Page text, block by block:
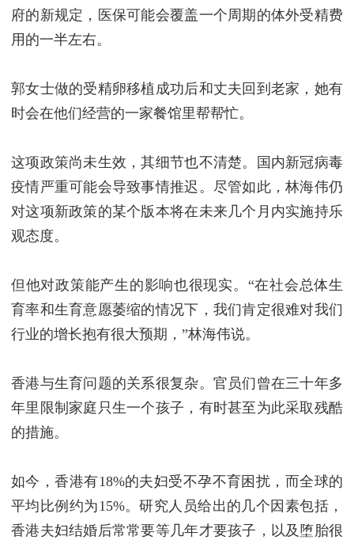
府的新规定，医保可能会覆盖一个周期的体外受精费
用的一半左右。
郭女士做的受精卵移植成功后和丈夫回到老家，她有
时会在他们经营的一家餐馆里帮帮忙。
这项政策尚未生效，其细节也不清楚。国内新冠病毒
疫情严重可能会导致事情推迟。尽管如此，林海伟仍
对这项新政策的某个版本将在未来几个月内实施持乐
观态度。
但他对政策能产生的影响也很现实。“在社会总体生
育率和生育意愿萎缩的情况下，我们肯定很难对我们
行业的增长抱有很大预期，”林海伟说。
香港与生育问题的关系很复杂。官员们曾在三十年多
年里限制家庭只生一个孩子，有时甚至为此采取残酷
的措施。
如今，香港有18%的夫妇受不孕不育困扰，而全球的
平均比例约为15%。研究人员给出的几个因素包括，
香港夫妇结婚后常常要等几年才要孩子，以及堕胎很